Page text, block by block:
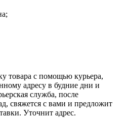
товара с помощью курьера,
адресу в будние дни и
служба, после
свяжется с вами и предложит
Уточнит адрес.